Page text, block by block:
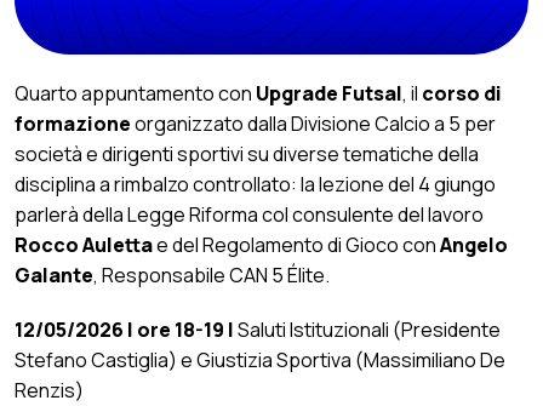
Quarto appuntamento con Upgrade Futsal, il corso di
formazioneorganizzato dalla Divisione Calcio a 5 per
società e dirigenti sportivi su diverse tematiche della
disciplina a rimbalzo controllato: la lezione del 4 giungo
parlerà della Legge Riforma col consulente del lavoro
Rocco Aulettae del Regolamento di Gioco conAngelo
Galante, Responsabile CAN 5 Élite.
12/05/2026 | ore 18-19 |Saluti Istituzionali (Presidente
Stefano Castiglia) e Giustizia Sportiva (Massimiliano De
Renzis)